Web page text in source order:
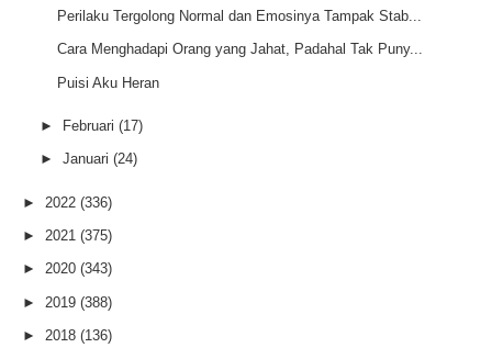
Perilaku Tergolong Normal dan Emosinya Tampak Stab...
Cara Menghadapi Orang yang Jahat, Padahal Tak Puny...
Puisi Aku Heran
► Februari (17)
► Januari (24)
► 2022 (336)
► 2021 (375)
► 2020 (343)
► 2019 (388)
► 2018 (136)